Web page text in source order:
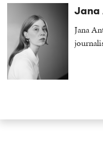
Jana
Jana